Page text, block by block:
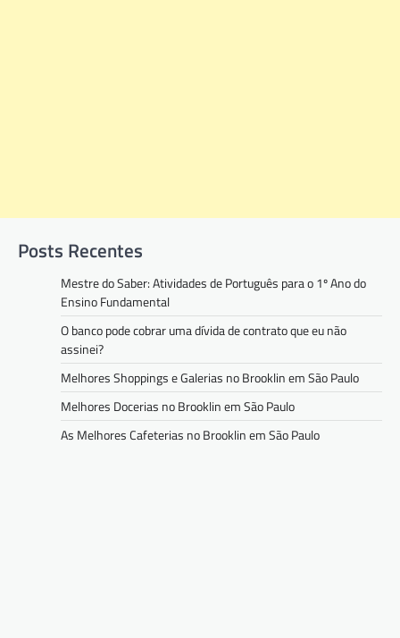
Posts Recentes
Mestre do Saber: Atividades de Português para o 1º Ano do
Ensino Fundamental
O banco pode cobrar uma dívida de contrato que eu não
assinei?
Melhores Shoppings e Galerias no Brooklin em São Paulo
Melhores Docerias no Brooklin em São Paulo
As Melhores Cafeterias no Brooklin em São Paulo